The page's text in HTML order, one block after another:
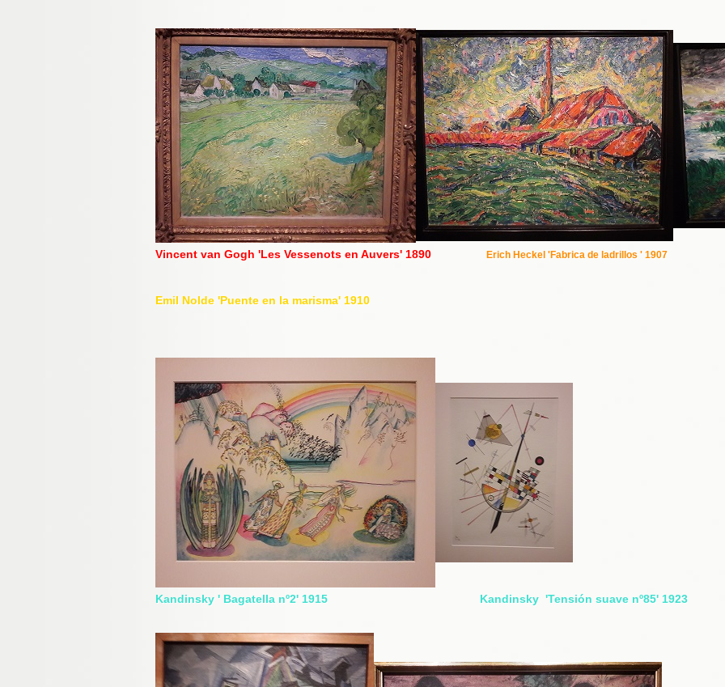
Vincent van Gogh 'Les Vessenots en Auvers' 1890 Erich Heckel 'Fabrica de ladrillos ' 1907
Emil Nolde 'Puente en la marisma' 1910
Kandinsky ' Bagatella nº2' 1915 Kandinsky 'Tensión suave nº85' 1923